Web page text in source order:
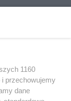
Język
1160
przechowujemy
dane